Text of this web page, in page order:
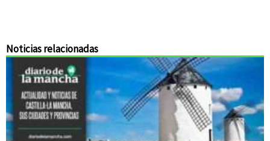
Noticias relacionadas